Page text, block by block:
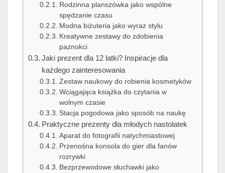
Rodzinna planszówka jako wspólne
spędzanie czasu
Modna biżuteria jako wyraz stylu
Kreatywne zestawy do zdobienia
paznokci
Jaki prezent dla 12 latki? Inspiracje dla
każdego zainteresowania
Zestaw naukowy do robienia kosmetyków
Wciągająca książka do czytania w
wolnym czasie
Stacja pogodowa jako sposób na naukę
Praktyczne prezenty dla młodych nastolatek
Aparat do fotografii natychmiastowej
Przenośna konsola do gier dla fanów
rozrywki
Bezprzewodowe słuchawki jako